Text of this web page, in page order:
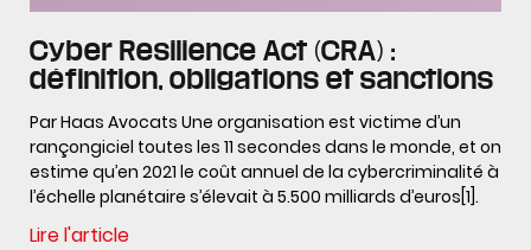
Cyber Resilience Act (CRA) :
définition, obligations et sanctions
Par Haas Avocats Une organisation est victime d’un
rançongiciel toutes les 11 secondes dans le monde, et on
estime qu’en 2021 le coût annuel de la cybercriminalité à
l’échelle planétaire s’élevait à 5.500 milliards d’euros[1].
Lire l'article